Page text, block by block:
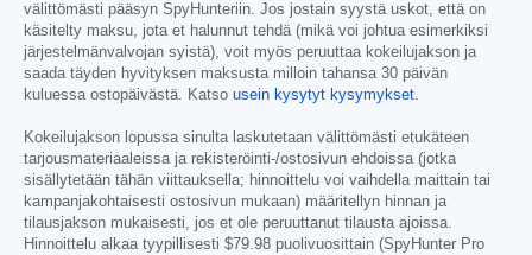
välittömästi pääsyn SpyHunteriin. Jos jostain syystä uskot, että on
käsitelty maksu, jota et halunnut tehdä (mikä voi johtua esimerkiksi
järjestelmänvalvojan syistä), voit myös peruuttaa kokeilujakson ja
saada täyden hyvityksen maksusta milloin tahansa 30 päivän
kuluessa ostopäivästä. Katso usein kysytyt kysymykset.
Kokeilujakson lopussa sinulta laskutetaan välittömästi etukäteen
tarjousmateriaaleissa ja rekisteröinti-/ostosivun ehdoissa (jotka
sisällytetään tähän viittauksella; hinnoittelu voi vaihdella maittain tai
kampanjakohtaisesti ostosivun mukaan) määritellyn hinnan ja
tilausjakson mukaisesti, jos et ole peruuttanut tilausta ajoissa.
Hinnoittelu alkaa tyypillisesti $79.98 puolivuosittain (SpyHunter Pro